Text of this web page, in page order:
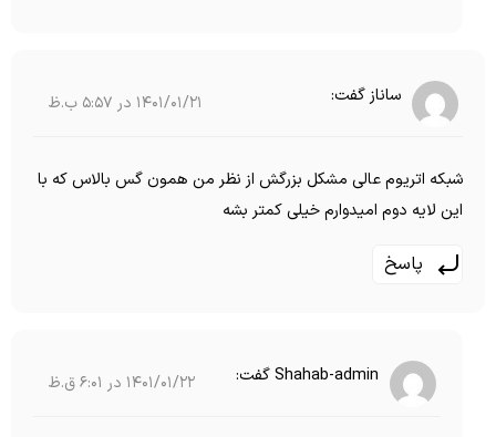
ساناز گفت: 1401/01/21 در 5:57 ب.ظ
شبکه اتریوم عالی مشکل بزرگش از نظر من همون گس بالاس که با
این لایه دوم امیدوارم خیلی کمتر بشه
پاسخ
Shahab-adminگفت: 1401/01/22 در 6:01 ق.ظ